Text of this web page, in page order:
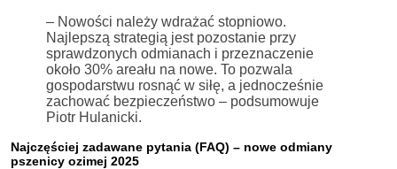
– Nowości należy wdrażać stopniowo.
Najlepszą strategią jest pozostanie przy
sprawdzonych odmianach i przeznaczenie
około 30% areału na nowe. To pozwala
gospodarstwu rosnąć w siłę, a jednocześnie
zachować bezpieczeństwo – podsumowuje
Piotr Hulanicki.
Najczęściej zadawane pytania (FAQ) – nowe odmiany
pszenicy ozimej 2025